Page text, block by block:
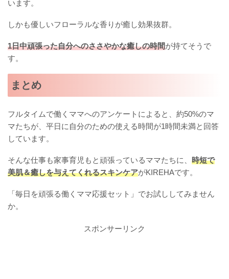
います。
しかも優しいフローラルな香りが癒し効果抜群。
1日中頑張った自分へのささやかな癒しの時間が持てそうで
す。
まとめ
フルタイムで働くママへのアンケートによると、約50%のマ
マたちが、平日に自分のための使える時間が1時間未満と回答
しています。
そんな仕事も家事育児もと頑張っているママたちに、 時短で
美肌＆癒しを与えてくれるスキンケアがKIREHAです。
「毎日を頑張る働くママ応援セット」でお試ししてみません
か。
スポンサーリンク